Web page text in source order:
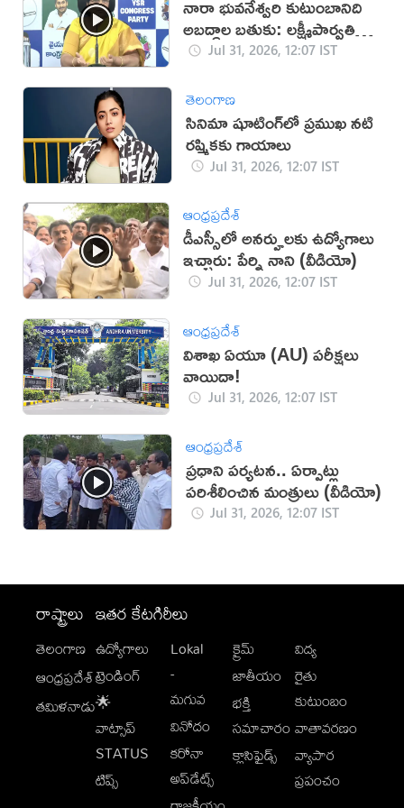
అబద్ధాల బతుకు: లక్ష్మీపార్వతి
(వీడియో)
Jul 31, 2026, 12:07 IST
తెలంగాణ
సినిమా షూటింగ్‌లో ప్రముఖ నటి
రష్మికకు గాయాలు
Jul 31, 2026, 12:07 IST
ఆంధ్రప్రదేశ్
డీఎస్సీలో అనర్హులకు ఉద్యోగాలు
ఇచ్చారు: పేర్ని నాని (వీడియో)
Jul 31, 2026, 12:07 IST
ఆంధ్రప్రదేశ్
విశాఖ ఏయూ (AU) పరీక్షలు
వాయిదా!
Jul 31, 2026, 12:07 IST
ఆంధ్రప్రదేశ్
ప్రధాని పర్యటన.. ఏర్పాట్లు
పరిశీలించిన మంత్రులు (వీడియో)
Jul 31, 2026, 12:07 IST
రాష్ట్రాలు
తెలంగాణ
ఆంధ్రప్రదేశ్
తమిళనాడు
ఇతర కేటగిరీలు
ఉద్యోగాలు
ట్రెండింగ్
🌟
వాట్సాప్
STATUS
టిప్స్
Lokal
-
మగువ
వినోదం
కరోనా
అప్‌డేట్స్
క్రైమ్
జాతీయం
భక్తి
సమాచారం
క్లాసిఫైడ్స్
విద్య
రైతు
కుటుంబం
వాతావరణం
వ్యాపార
ప్రపంచం